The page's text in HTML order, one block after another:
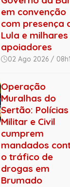
em convenção
com presença
Lula e
apoiadores
02 Ago 2026 /
Operação
Muralhas do
Sertão: Polícias
Militar e Civil
cumprem
mandados
o tráfico de
drogas em
Brumado